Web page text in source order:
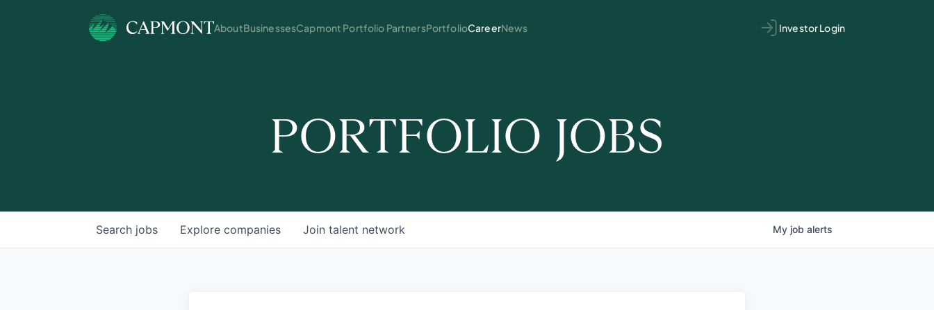
AboutBusinessesCapmont Portfolio PartnersPortfolioCareerNews Investor Login
PORTFOLIO JOBS
Search jobs Explore companies Join talent network My job alerts